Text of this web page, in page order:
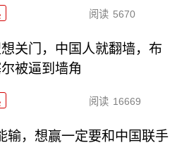
阅读 5670
想关门，中国人就翻墙，布
被逼到墙角
阅读 16669
输，想赢一定要和中国联手